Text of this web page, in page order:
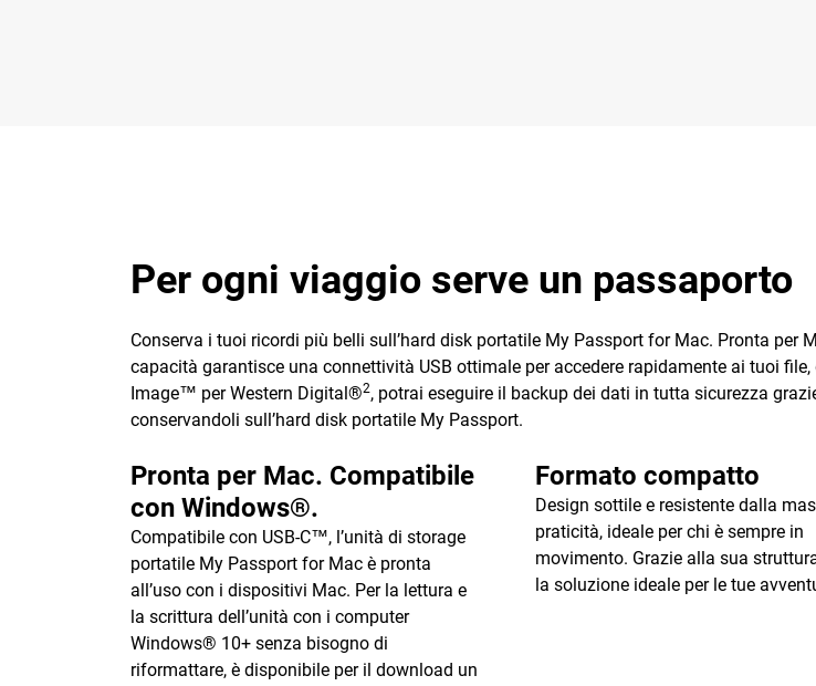
Per ogni viaggio serve un passaporto
Conserva i tuoi ricordi più belli sull’hard disk portatile My Passport for Mac. Pronta
capacità garantisce una connettività USB ottimale per accedere rapidamente ai tuoi
Image™ per Western Digital®2, potrai eseguire il backup dei dati in tutta sicurezza
conservandoli sull’hard disk portatile My Passport.
Pronta per Mac. Compatibile
con Windows®.
Compatibile con USB-C™, l’unità di storage
portatile My Passport for Mac è pronta
all’uso con i dispositivi Mac. Per la lettura e
la scrittura dell’unità con i computer
Windows® 10+ senza bisogno di
riformattare, è disponibile per il download un
Formato compatto
Design sottile e resistente dalla
praticità, ideale per chi è sempre in
movimento. Grazie alla sua
la soluzione ideale per le tue